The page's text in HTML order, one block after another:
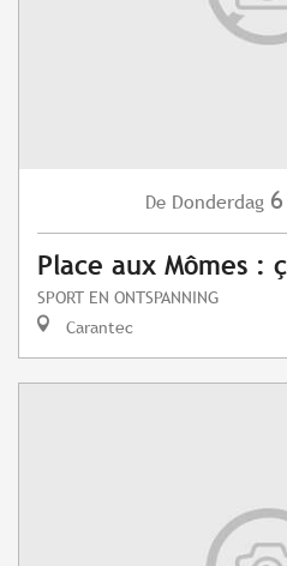
De Donderdag 6
Place aux Mômes :
SPORT EN ONTSPANNING
Carantec